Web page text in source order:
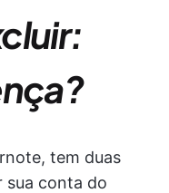
tem duas
sua conta do